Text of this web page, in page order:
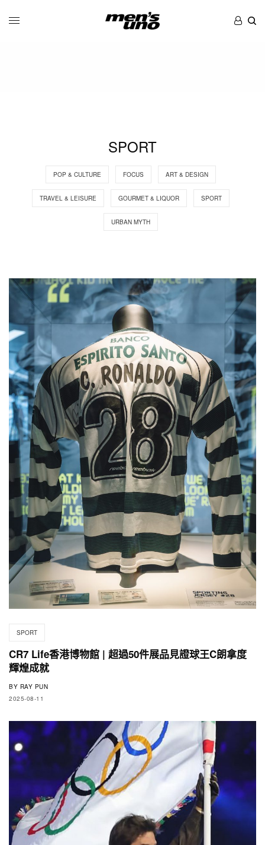
SPORT
POP & CULTURE FOCUS ART & DESIGN
TRAVEL & LEISURE GOURMET & LIQUOR SPORT
URBAN MYTH
SPORT
CR7 Life香港博物館 | 超過50件展品見證球王C朗拿度
輝煌成就
BY RAY PUN
2025-08-11